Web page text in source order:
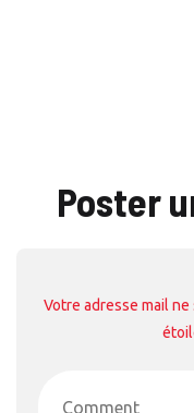
Poster
Votre adresse mail ne